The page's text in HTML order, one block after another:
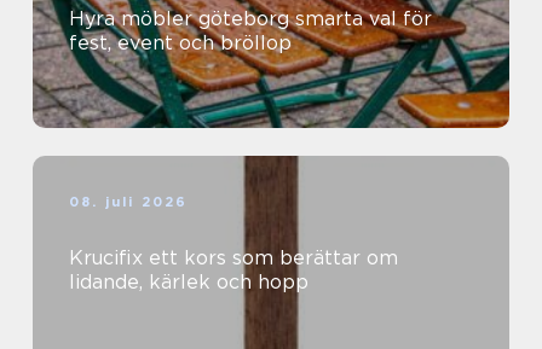
Hyra möbler göteborg smarta val för
fest, event och bröllop
08. juli 2026
Krucifix ett kors som berättar om
lidande, kärlek och hopp